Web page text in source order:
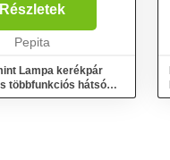
hátsó lámpa 3 LED-
jelző a
gyors...
Részletek
Pepita
Lampa kerékpár
többfunkciós hátsó